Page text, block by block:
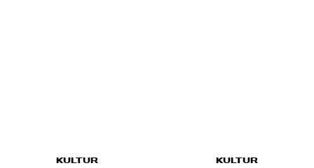
KULTUR KULTUR